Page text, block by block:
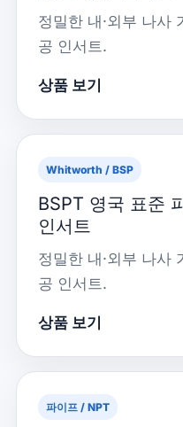
정밀한 내·외부 나사
공 인서트.
상품 보기
Whitworth / BSP
BSPT 영국 표준
인서트
정밀한 내·외부 나사
공 인서트.
상품 보기
파이프 / NPT